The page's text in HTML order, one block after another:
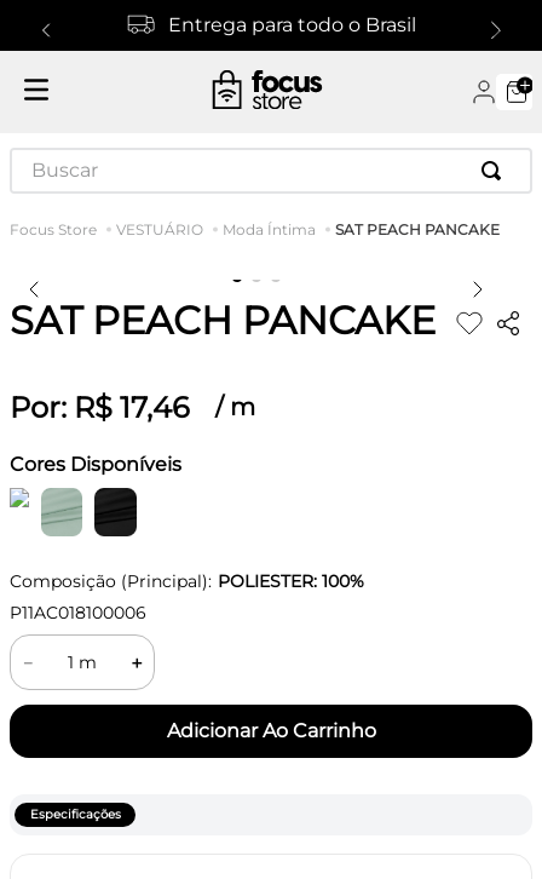
Entrega para todo o Brasil
Buscar
VESTUÁRIO Moda Íntima SAT PEACH PANCAKE
SAT PEACH PANCAKE
Por: R$ 17,46 / m
Cores Disponíveis
Composição (Principal): POLIESTER: 100%
P11AC018100006
＋
－
Especificações